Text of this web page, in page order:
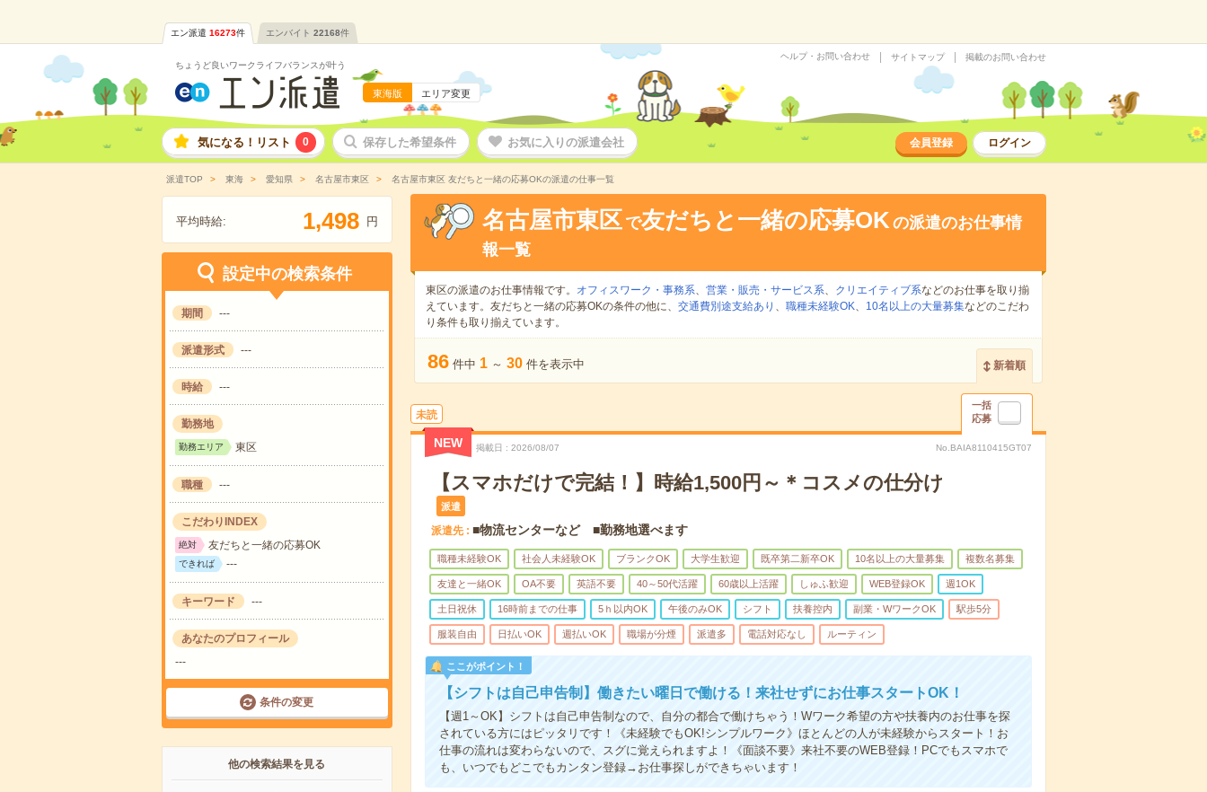
エン派遣 16273件 エンバイト 22168件
ちょうど良いワークライフバランスが叶う
東海版 エリア変更
ヘルプ・お問い合わせ サイトマップ 掲載のお問い合わせ
気になる！リスト 0 保存した希望条件 お気に入りの派遣会社 会員登録 ログイン
派遣TOP 東海 愛知県 名古屋市東区 名古屋市東区 友だちと一緒の応募OKの派遣の仕事一覧
平均時給: 1,498 円
設定中の検索条件
期間 ---
派遣形式 ---
時給 ---
勤務地
勤務エリア 東区
職種 ---
こだわりINDEX
絶対 友だちと一緒の応募OK
できれば ---
キーワード ---
あなたのプロフィール
---
条件の変更
他の検索結果を見る
名古屋市東区 で友だちと一緒の応募OKの派遣のお仕事情
報一覧
東区の派遣のお仕事情報です。 オフィスワーク・事務系、 営業・販売・サービス系、 クリエイティブ系などのお仕事を取り揃
えています。友だちと一緒の応募OKの条件の他に、 交通費別途支給あり 、 職種未経験OK、 10名以上の大量募集などのこだわ
り条件も取り揃えています。
86 件中 1 ～ 30 件を表示中 新着順
未読
一括
応募
NEW 掲載日 2026/08/07 No.BAIA8110415GT07
【スマホだけで完結！】時給1,500円～＊コスメの仕分け
派遣
派遣先 ■物流センターなど ■勤務地選べます
職種未経験OK 社会人未経験OK ブランクOK 大学生歓迎 既卒第二新卒OK 10名以上の大量募集 複数名募集
友達と一緒OK OA不要 英語不要 40～50代活躍 60歳以上活躍 しゅふ歓迎 WEB登録OK 週1OK
土日祝休 16時前までの仕事 5ｈ以内OK 午後のみOK シフト 扶養控内 副業・WワークOK 駅歩5分
服装自由 日払いOK 週払いOK 職場が分煙 派遣多 電話対応なし ルーティン
ここがポイント！
【シフトは自己申告制】働きたい曜日で働ける！来社せずにお仕事スタートOK！
【週1～OK】シフトは自己申告制なので、自分の都合で働けちゃう！Wワーク希望の方や扶養内のお仕事を探
されている方にはピッタリです！《未経験でもOK!シンプルワーク》ほとんどの人が未経験からスタート！お
仕事の流れは変わらないので、スグに覚えられますよ！《面談不要》来社不要のWEB登録！PCでもスマホで
も、いつでもどこでもカンタン登録→お仕事探しができちゃいます！